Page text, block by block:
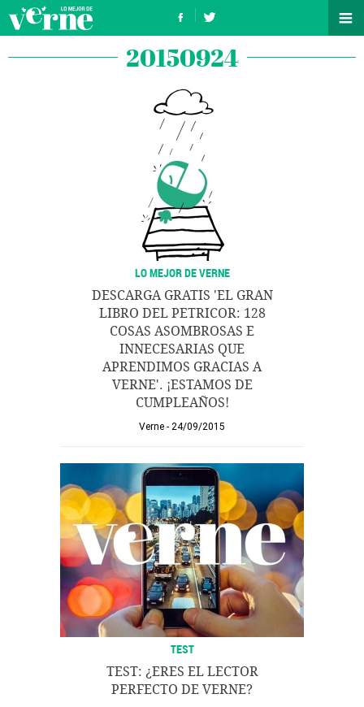
20150924
LO MEJOR DE VERNE
DESCARGA GRATIS 'EL GRAN
LIBRO DEL PETRICOR: 128
COSAS ASOMBROSAS E
INNECESARIAS QUE
APRENDIMOS GRACIAS A
VERNE'. ¡ESTAMOS DE
CUMPLEAÑOS!
Verne 24/09/2015
TEST
TEST: ¿ERES EL LECTOR
PERFECTO DE VERNE?